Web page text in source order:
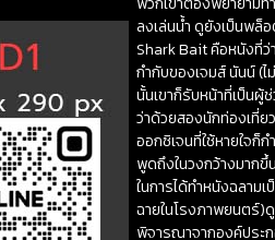
ลงเล่นน้ำ ดูยังเป็นพล็
Shark Bait คือหนังที่ว่
กำกับของเจมส์ นันน์ (
นั้นเขาก็รับหน้าที่เป็นผู้
ว่าด้วยสองนักท่องเที่ย
ออกซิเจนที่ใช้หายใจก็
พูดถึงในวงกว้างมากขึ้
ในการได้ทำหนังฉลาม
ฉายในโรงภาพยนตร์)
พิจารณาจากองค์ประก